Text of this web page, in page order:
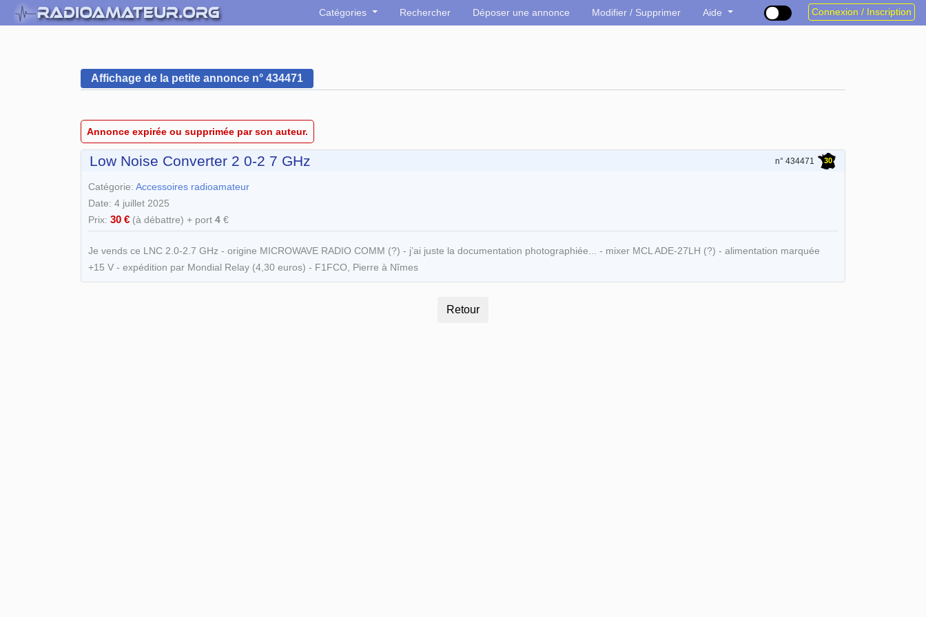
Catégories Rechercher Déposer une annonce Modifier / Supprimer Aide Connexion / Inscription
Affichage de la petite annonce n° 434471
Annonce expirée ou supprimée par son auteur.
Low Noise Converter 2 0-2 7 GHz n° 434471 30
Catégorie: Accessoires radioamateur
Date: 4 juillet 2025
Prix: 30 € (à débattre) + port 4€
Je vends ce LNC 2.0-2.7 GHz - origine MICROWAVE RADIO COMM (?) - j’ai juste la documentation photographiée... - mixer MCL ADE-27LH (?) - alimentation marquée
+15 V - expédition par Mondial Relay (4,30 euros) - F1FCO, Pierre à Nîmes